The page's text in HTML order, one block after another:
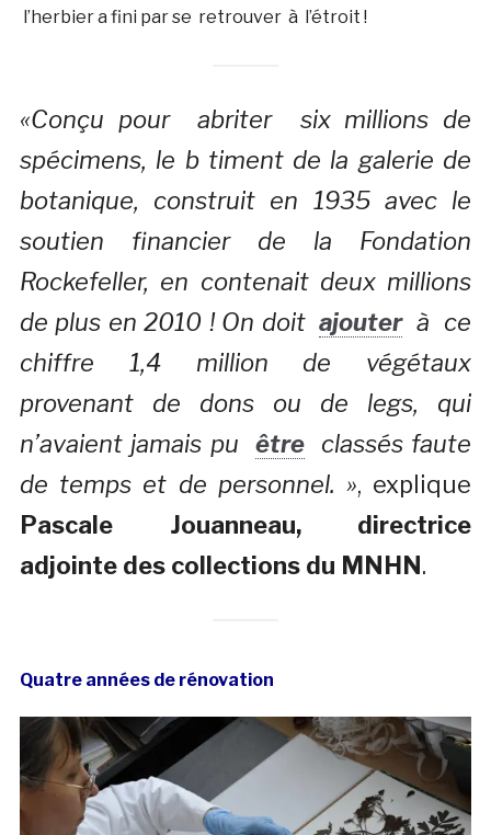
l’herbier a fini par se retrouver à l’étroit !
«Conçu pour abriter six millions de
spécimens, le b timent de la galerie de
botanique, construit en 1935 avec le
soutien financier de la Fondation
Rockefeller, en contenait deux millions
de plus en 2010 ! On doitajouterà ce
chiffre 1,4 million de végétaux
provenant de dons ou de legs, qui
n’avaient jamais pu êtreclassés faute
de temps et de personnel. », explique
Pascale Jouanneau, directrice
adjointe des collections du MNHN.
Quatre années de rénovation